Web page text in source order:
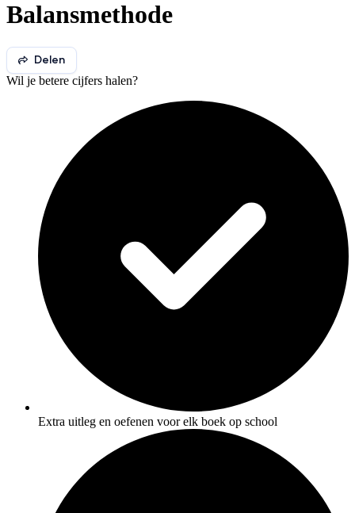
Balansmethode
Delen
Wil je betere cijfers halen?
Extra uitleg en oefenen voor elk boek op school